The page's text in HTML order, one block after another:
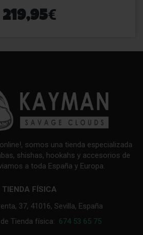
219,95€
somos una tienda especializada
shishas, hookahs y accesorios de
a toda España y Europa.
TIENDA FÍSICA
37, 41016, Sevilla, España
Tienda física: 674 53 65 75